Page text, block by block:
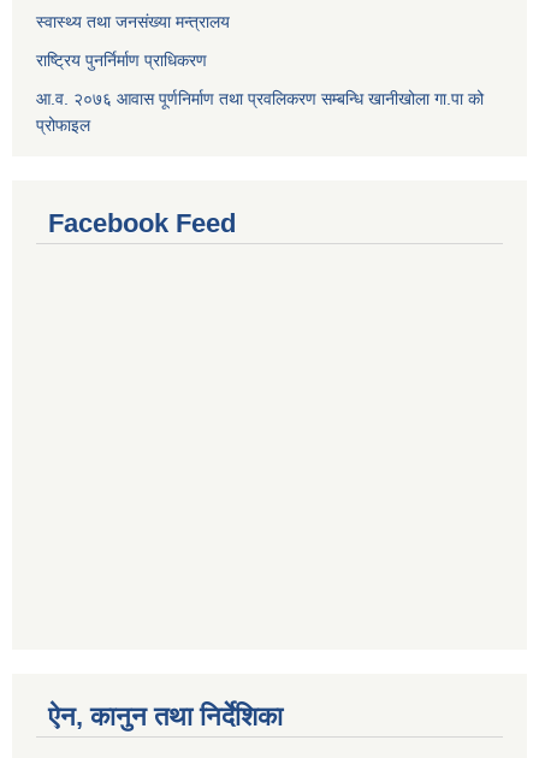
स्वास्थ्य तथा जनसंख्या मन्त्रालय
राष्ट्रिय पुनर्निर्माण प्राधिकरण
आ.व. २०७६ आवास पूर्णनिर्माण तथा प्रवलिकरण सम्बन्धि खानीखोला गा.पा को
प्रोफाइल
Facebook Feed
ऐन, कानुन तथा निर्देशिका